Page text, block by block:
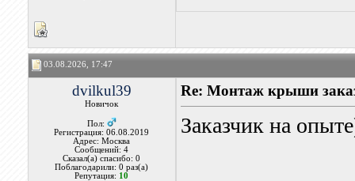
03.08.2026, 17:47
dvilkul39
Новичок
Пол:
Регистрация: 06.08.2019
Адрес: Москва
Сообщений: 4
Сказал(а) спасибо: 0
Поблагодарили: 0 раз(а)
Репутация: 10
Re: Монтаж крыши
Заказчик на